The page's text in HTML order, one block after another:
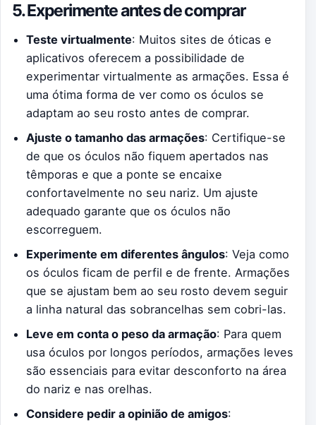
5. Experimente antes de comprar
Teste virtualmente: Muitos sites de óticas e
aplicativos oferecem a possibilidade de
experimentar virtualmente as armações. Essa é
uma ótima forma de ver como os óculos se
adaptam ao seu rosto antes de comprar.
Ajuste o tamanho das armações: Certifique-se
de que os óculos não fiquem apertados nas
têmporas e que a ponte se encaixe
confortavelmente no seu nariz. Um ajuste
adequado garante que os óculos não
escorreguem.
Experimente em diferentes ângulos: Veja como
os óculos ficam de perfil e de frente. Armações
que se ajustam bem ao seu rosto devem seguir
a linha natural das sobrancelhas sem cobri-las.
Leve em conta o peso da armação: Para quem
usa óculos por longos períodos, armações leves
são essenciais para evitar desconforto na área
do nariz e nas orelhas.
Considere pedir a opinião de amigos: